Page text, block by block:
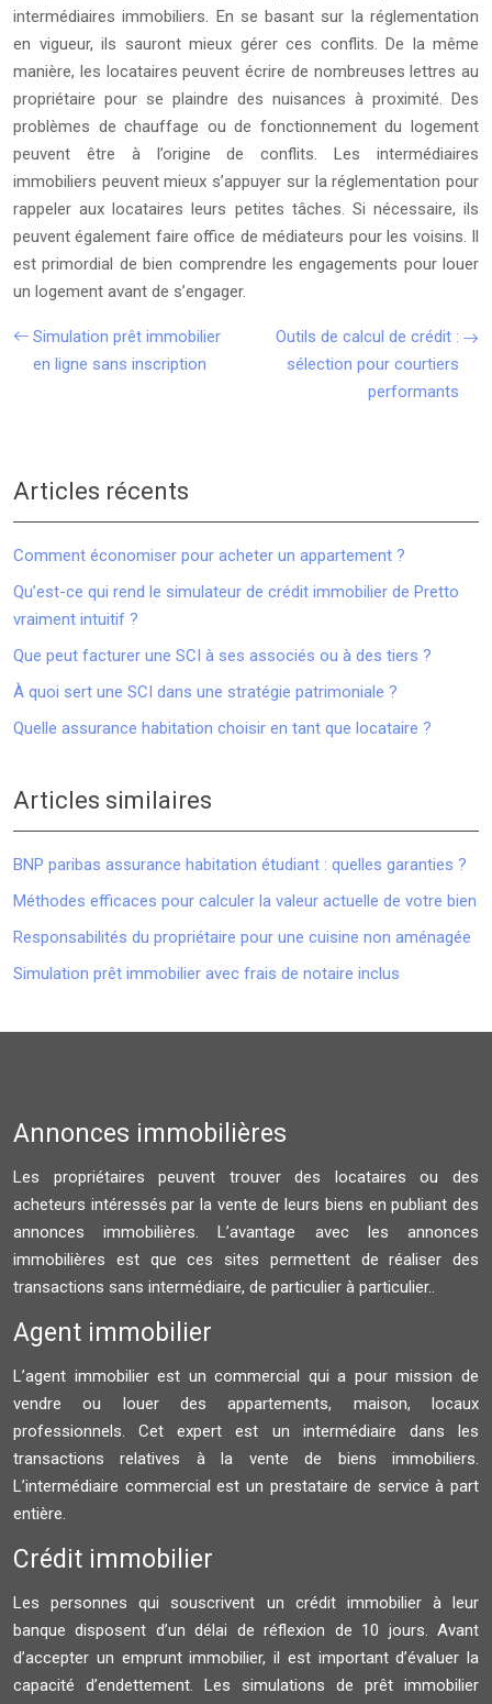
intermédiaires immobiliers. En se basant sur la réglementation
en vigueur, ils sauront mieux gérer ces conflits. De la même
manière, les locataires peuvent écrire de nombreuses lettres au
propriétaire pour se plaindre des nuisances à proximité. Des
problèmes de chauffage ou de fonctionnement du logement
peuvent être à l’origine de conflits. Les intermédiaires
immobiliers peuvent mieux s’appuyer sur la réglementation pour
rappeler aux locataires leurs petites tâches. Si nécessaire, ils
peuvent également faire office de médiateurs pour les voisins. Il
est primordial de bien comprendre les engagements pour louer
un logement avant de s’engager.
Simulation prêt immobilier
en ligne sans inscription
Outils de calcul de crédit :
sélection pour courtiers
performants
Articles récents
Comment économiser pour acheter un appartement ?
Qu’est-ce qui rend le simulateur de crédit immobilier de Pretto
vraiment intuitif ?
Que peut facturer une SCI à ses associés ou à des tiers ?
À quoi sert une SCI dans une stratégie patrimoniale ?
Quelle assurance habitation choisir en tant que locataire ?
Articles similaires
BNP paribas assurance habitation étudiant : quelles garanties ?
Méthodes efficaces pour calculer la valeur actuelle de votre bien
Responsabilités du propriétaire pour une cuisine non aménagée
Simulation prêt immobilier avec frais de notaire inclus
Annonces immobilières
Les propriétaires peuvent trouver des locataires ou des
acheteurs intéressés par la vente de leurs biens en publiant des
annonces immobilières. L’avantage avec les annonces
immobilières est que ces sites permettent de réaliser des
transactions sans intermédiaire, de particulier à particulier..
Agent immobilier
L’agent immobilier est un commercial qui a pour mission de
vendre ou louer des appartements, maison, locaux
professionnels. Cet expert est un intermédiaire dans les
transactions relatives à la vente de biens immobiliers.
L’intermédiaire commercial est un prestataire de service à part
entière.
Crédit immobilier
Les personnes qui souscrivent un crédit immobilier à leur
banque disposent d’un délai de réflexion de 10 jours. Avant
d’accepter un emprunt immobilier, il est important d’évaluer la
capacité d’endettement. Les simulations de prêt immobilier